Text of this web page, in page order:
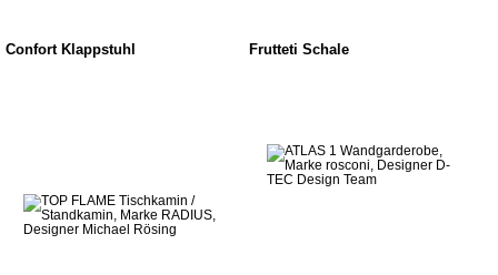
Confort Klappstuhl Frutteti Schale